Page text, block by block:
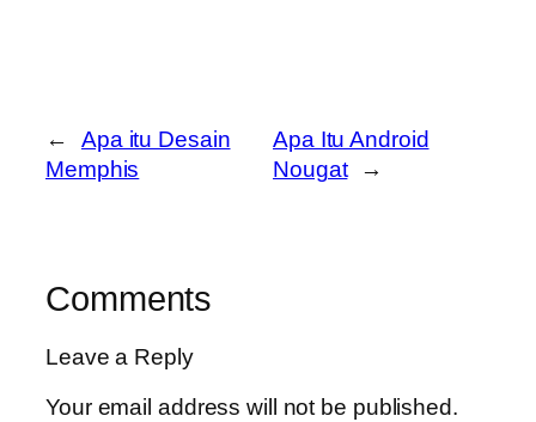
←
Apa itu Desain
Memphis
Apa Itu Android
Nougat
→
Comments
Leave a Reply
Your email address will not be published.